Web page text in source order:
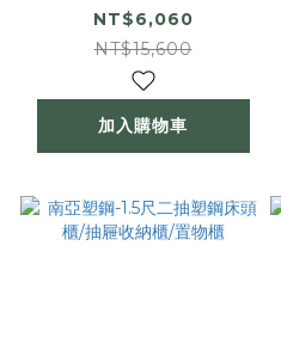
櫃
NT$6,060
NT$15,600
加入購物車